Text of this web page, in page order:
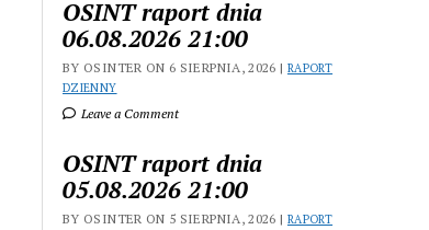
OSINT raport dnia
06.08.2026 21:00
BY OSINTER ON 6 SIERPNIA, 2026 | RAPORT
DZIENNY
Leave a Comment
OSINT raport dnia
05.08.2026 21:00
BY OSINTER ON 5 SIERPNIA, 2026 | RAPORT